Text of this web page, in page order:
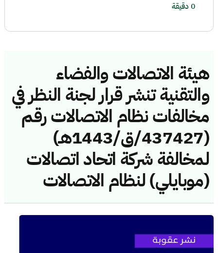
هيئة الاتصالات والفضاء
والتقنية تنشر قرار لجنة النظر في
مخالفات نظام الاتصالات رقم
(437427/ق/1443هـ)
لمخالفة شركة اتحاد اتصالات
(موبايلي) لنظام الاتصالات
0 دقيقة